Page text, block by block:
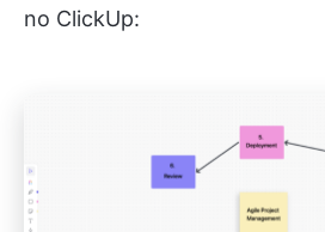
no ClickUp: